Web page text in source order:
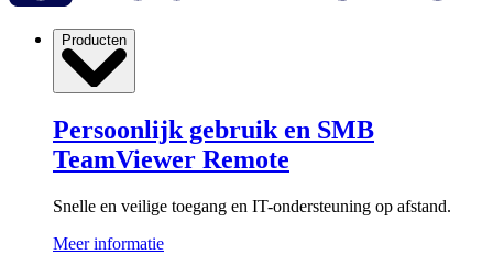
Producten
Persoonlijk gebruik en SMB
TeamViewer Remote
Snelle en veilige toegang en IT-ondersteuning op afstand.
Meer informatie